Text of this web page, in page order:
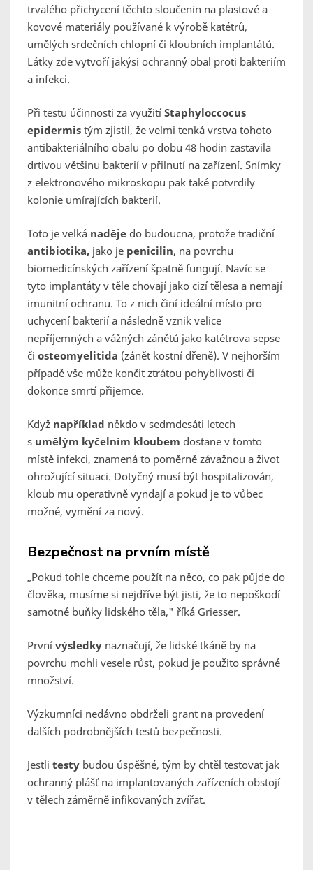
trvalého přichycení těchto sloučenin na plastové a
kovové materiály používané k výrobě katétrů,
umělých srdečních chlopní či kloubních implantátů.
Látky zde vytvoří jakýsi ochranný obal proti bakteriím
a infekci.
Při testu účinnosti za využití Staphyloccocus
epidermis tým zjistil, že velmi tenká vrstva tohoto
antibakteriálního obalu po dobu 48 hodin zastavila
drtivou většinu bakterií v přilnutí na zařízení. Snímky
z elektronového mikroskopu pak také potvrdily
kolonie umírajících bakterií.
Toto je velká naděje do budoucna, protože tradiční
antibiotika, jako je penicilin, na povrchu
biomedicínských zařízení špatně fungují. Navíc se
tyto implantáty v těle chovají jako cizí tělesa a nemají
imunitní ochranu. To z nich činí ideální místo pro
uchycení bakterií a následně vznik velice
nepříjemných a vážných zánětů jako katétrova sepse
či osteomyelitida (zánět kostní dřeně). V nejhorším
případě vše může končit ztrátou pohyblivosti či
dokonce smrtí přijemce.
Když například někdo v sedmdesáti letech
s umělým kyčelním kloubem dostane v tomto
místě infekci, znamená to poměrně závažnou a život
ohrožující situaci. Dotyčný musí být hospitalizován,
kloub mu operativně vyndají a pokud je to vůbec
možné, vymění za nový.
Bezpečnost na prvním místě
„Pokud tohle chceme použít na něco, co pak půjde do
člověka, musíme si nejdříve být jisti, že to nepoškodí
samotné buňky lidského těla," říká Griesser.
První výsledky naznačují, že lidské tkáně by na
povrchu mohli vesele růst, pokud je použito správné
množství.
Výzkumníci nedávno obdrželi grant na provedení
dalších podrobnějších testů bezpečnosti.
Jestli testy budou úspěšné, tým by chtěl testovat jak
ochranný plášť na implantovaných zařízeních obstojí
v tělech záměrně infikovaných zvířat.